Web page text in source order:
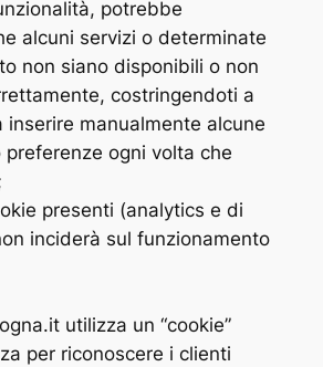
potrebbe
alcuni servizi o determinate
non siano disponibili o non
costringendoti a
inserire manualmente alcune
preferenze ogni volta che
presenti (analytics e di
inciderà sul funzionamento
utilizza un “cookie”
per riconoscere i clienti